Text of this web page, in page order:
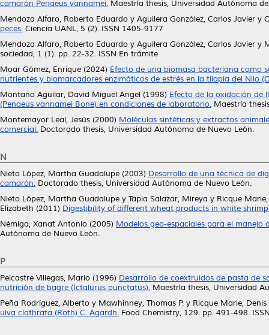
camarón Penaeus vannamei. Maestría thesis, Universidad Autónoma
Mendoza Alfaro, Roberto Eduardo y Aguilera González, Carlos Javier y
peces. Ciencia UANL, 5 (2). ISSN 1405-9177
Mendoza Alfaro, Roberto Eduardo y Aguilera González, Carlos Javier y
sociedad, 1 (1). pp. 22-32. ISSN En trámite
Moar Gómez, Enrique (2024) Efecto de una biomasa bacteriana como
nutrientes y biomarcadores enzimáticos de estrés en la tilapia del Nilo
Montaño Aguilar, David Miguel Angel (1998) Efecto de la oxidación de
(Penaeus vannamei Bone) en condiciones de laboratorio. Maestría
Montemayor Leal, Jesús (2000) Moléculas sintéticas y extractos
comercial. Doctorado thesis, Universidad Autónoma de Nuevo León.
N
Nieto López, Martha Guadalupe (2003) Desarrollo de una técnica de
camarón. Doctorado thesis, Universidad Autónoma de Nuevo León.
Nieto López, Martha Guadalupe y Tapia Salazar, Mireya y Ricque
Elizabeth (2011) Digestibility of different wheat products in white
Némiga, Xanat Antonio (2005) Modelos geo-espaciales para el manejo
Autónoma de Nuevo León.
P
Pelcastre Villegas, Mario (1996) Desarrollo de coextruidos de pasta de
nutrición de bagre (Ictalurus punctatus). Maestría thesis, Universidad
Peña Rodríguez, Alberto y Mawhinney, Thomas P. y Ricque Marie, Denis
ulva clathrata (Roth) C. Agardh. Food Chemistry, 129. pp. 491-498.